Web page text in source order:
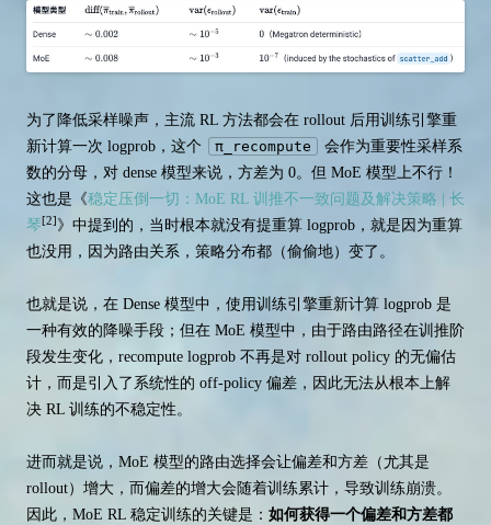
为了降低采样噪声，主流 RL 方法都会在 rollout 后用训练引擎重
新计算一次 logprob，这个
π_recompute
会作为重要性采样系
数的分母，对 dense 模型来说，方差为 0。但 MoE 模型上不行！
这也是《稳定压倒一切：MoE RL 训推不一致问题及解决策略 | 长
琴[2] 》中提到的，当时根本就没有提重算 logprob，就是因为重算
也没用，因为路由关系，策略分布都（偷偷地）变了。
也就是说，在 Dense 模型中，使用训练引擎重新计算 logprob 是
一种有效的降噪手段；但在 MoE 模型中，由于路由路径在训推阶
段发生变化，recompute logprob 不再是对 rollout policy 的无偏估
计，而是引入了系统性的 off-policy 偏差，因此无法从根本上解
决 RL 训练的不稳定性。
进而就是说，MoE 模型的路由选择会让偏差和方差（尤其是
rollout）增大，而偏差的增大会随着训练累计，导致训练崩溃。
因此，MoE RL 稳定训练的关键是： 如何获得一个偏差和方差都